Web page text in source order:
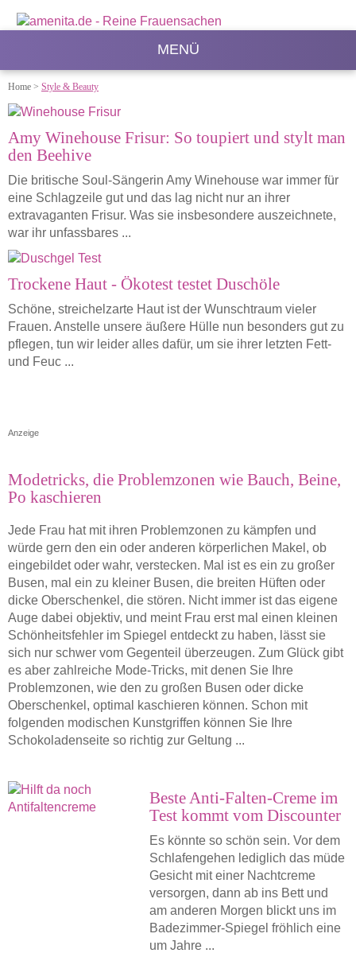
MENÜ
Home > Style & Beauty
Amy Winehouse Frisur: So toupiert und stylt man
den Beehive
Die britische Soul-Sängerin Amy Winehouse war immer für
eine Schlagzeile gut und das lag nicht nur an ihrer
extravaganten Frisur. Was sie insbesondere auszeichnete,
war ihr unfassbares ...
Trockene Haut - Ökotest testet Duschöle
Schöne, streichelzarte Haut ist der Wunschtraum vieler
Frauen. Anstelle unsere äußere Hülle nun besonders gut zu
pflegen, tun wir leider alles dafür, um sie ihrer letzten Fett-
und Feuc ...
Anzeige
Modetricks, die Problemzonen wie Bauch, Beine,
Po kaschieren
Jede Frau hat mit ihren Problemzonen zu kämpfen und
würde gern den ein oder anderen körperlichen Makel, ob
eingebildet oder wahr, verstecken. Mal ist es ein zu großer
Busen, mal ein zu kleiner Busen, die breiten Hüften oder
dicke Oberschenkel, die stören. Nicht immer ist das eigene
Auge dabei objektiv, und meint Frau erst mal einen kleinen
Schönheitsfehler im Spiegel entdeckt zu haben, lässt sie
sich nur schwer vom Gegenteil überzeugen. Zum Glück gibt
es aber zahlreiche Mode-Tricks, mit denen Sie Ihre
Problemzonen, wie den zu großen Busen oder dicke
Oberschenkel, optimal kaschieren können. Schon mit
folgenden modischen Kunstgriffen können Sie Ihre
Schokoladenseite so richtig zur Geltung ...
Beste Anti-Falten-Creme im
Test kommt vom Discounter
Es könnte so schön sein. Vor dem
Schlafengehen lediglich das müde
Gesicht mit einer Nachtcreme
versorgen, dann ab ins Bett und
am anderen Morgen blickt uns im
Badezimmer-Spiegel fröhlich eine
um Jahre ...